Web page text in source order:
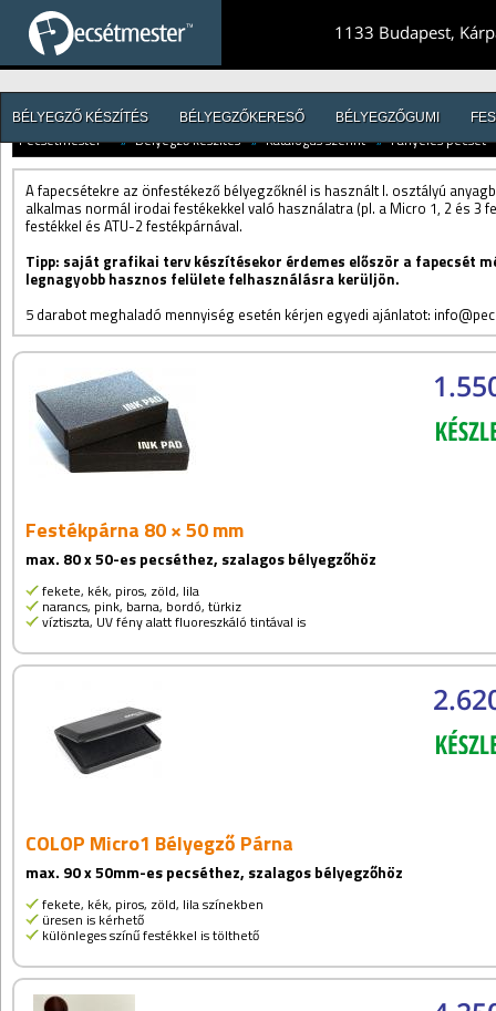
1133 Budapest,
BÉLYEGZŐ KÉSZÍTÉS BÉLYEGZŐKERESŐ BÉLYEGZŐGUMI
Pecsétmester™ // Bélyegző készítés // Katalógus szerint // Fanyeles pecsét
A fapecsétekre az önfestékező bélyegzőknél is használt I. osztályú
alkalmas normál irodai festékekkel való használatra (pl. a Micro 1, 2 és
festékkel és ATU-2 festékpárnával.
Tipp: saját grafikai terv készítésekor érdemes először a fapecsét
legnagyobb hasznos felülete felhasználásra kerüljön.
5 darabot meghaladó mennyiség esetén kérjen egyedi ajánlatot:
Festékpárna 80 × 50 mm
max. 80 x 50-es pecséthez, szalagos bélyegzőhöz
fekete, kék, piros, zöld, lila
narancs, pink, barna, bordó, türkiz
víztiszta, UV fény alatt fluoreszkáló tintával is
COLOP Micro1 Bélyegző Párna
max. 90 x 50mm-es pecséthez, szalagos bélyegzőhöz
fekete, kék, piros, zöld, lila színekben
üresen is kérhető
különleges színű festékkel is tölthető